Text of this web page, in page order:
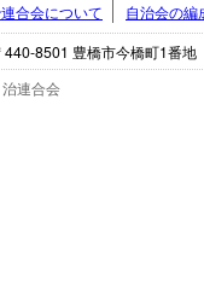
合会について 自治会の編
440-8501 豊橋市今橋町1番
連合会